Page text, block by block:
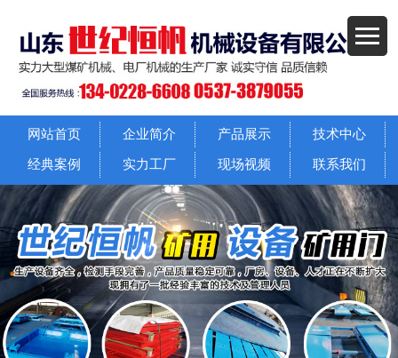
网站首页 企业简介 产品展示 技术中心
经典案例 实力工厂 现场视频 联系我们